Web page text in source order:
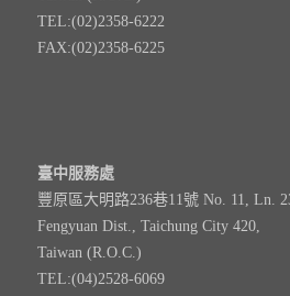
TEL:(02)2358-6222
FAX:(02)2358-6225
臺中服務處
豐原區大明路236巷11號 No. 11, Ln.
Fengyuan Dist., Taichung City 420,
Taiwan (R.O.C.)
TEL:(04)2528-6069